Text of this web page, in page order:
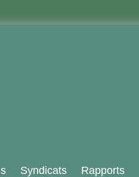
Syndicats Rapports